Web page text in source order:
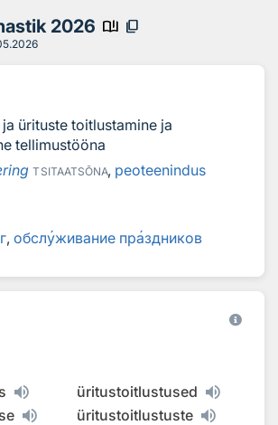
2026 book_ribbon content_copy
ürituste toitlustamine ja
tellimustööna
TSITAATSÕNA, peoteenindus
, обслуживание праздников
üritustoitlustused
üritustoitlustuste